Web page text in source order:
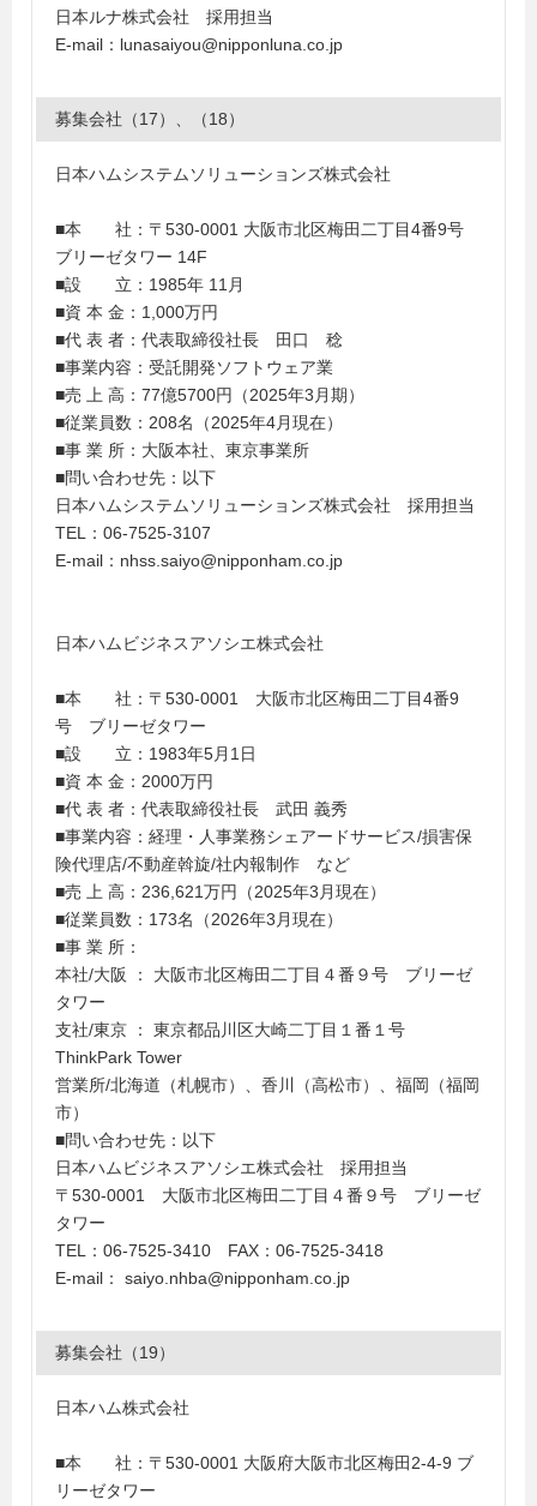
日本ルナ株式会社 採用担当
E-mail：lunasaiyou@nipponluna.co.jp
募集会社（17）、（18）
日本ハムシステムソリューションズ株式会社
■本 社：〒530-0001 大阪市北区梅田二丁目4番9号
ブリーゼタワー 14F
■設 立：1985年 11月
■資 本 金：1,000万円
■代 表 者：代表取締役社長 田口 稔
■事業内容：受託開発ソフトウェア業
■売 上 高：77億5700円（2025年3月期）
■従業員数：208名（2025年4月現在）
■事 業 所：大阪本社、東京事業所
■問い合わせ先：以下
日本ハムシステムソリューションズ株式会社 採用担当
TEL：06-7525-3107
E-mail：nhss.saiyo@nipponham.co.jp
日本ハムビジネスアソシエ株式会社
■本 社：〒530-0001 大阪市北区梅田二丁目4番9
号 ブリーゼタワー
■設 立：1983年5月1日
■資 本 金：2000万円
■代 表 者：代表取締役社長 武田 義秀
■事業内容：経理・人事業務シェアードサービス/損害保
険代理店/不動産斡旋/社内報制作 など
■売 上 高：236,621万円（2025年3月現在）
■従業員数：173名（2026年3月現在）
■事 業 所：
本社/大阪 ： 大阪市北区梅田二丁目４番９号 ブリーゼ
タワー
支社/東京 ： 東京都品川区大崎二丁目１番１号
ThinkPark Tower
営業所/北海道（札幌市）、香川（高松市）、福岡（福岡
市）
■問い合わせ先：以下
日本ハムビジネスアソシエ株式会社 採用担当
〒530-0001 大阪市北区梅田二丁目４番９号 ブリーゼ
タワー
TEL：06-7525-3410 FAX：06-7525-3418
E-mail： saiyo.nhba@nipponham.co.jp
募集会社（19）
日本ハム株式会社
■本 社：〒530-0001 大阪府大阪市北区梅田2-4-9 ブ
リーゼタワー